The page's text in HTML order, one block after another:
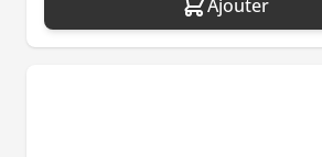
Ajouter